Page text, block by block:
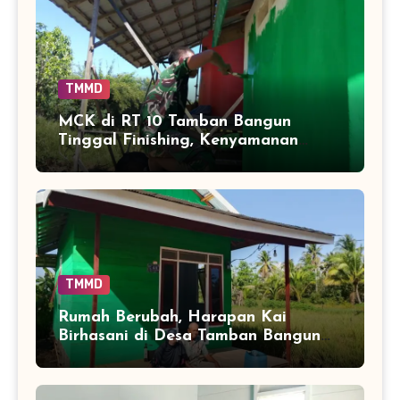
TMMD
MCK di RT 10 Tamban Bangun
Tinggal Finishing, Kenyamanan
Warga Segera Bertambah
TMMD
Rumah Berubah, Harapan Kai
Birhasani di Desa Tamban Bangun
Ikut Tumbuh